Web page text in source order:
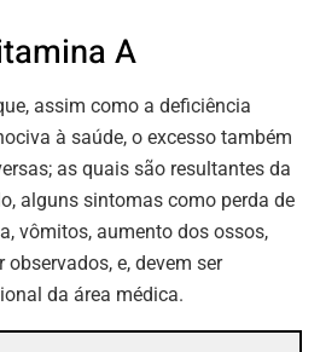
A
assim como a deficiência
à saúde, o excesso também
as quais são resultantes da
alguns sintomas como perda de
vômitos, aumento dos ossos,
e, devem ser
da área médica.